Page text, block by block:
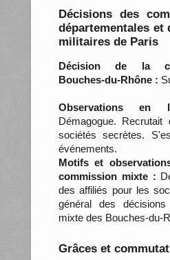
Décisions des
départementales et
militaires de Paris
Décision de la
Bouches-du-Rhône :
Observations en
Démagogue.
sociétés secrètes.
événements.
Motifs et
commission mixte :
des affiliés pour les
général des
mixte des Bouches-du-
Grâces et